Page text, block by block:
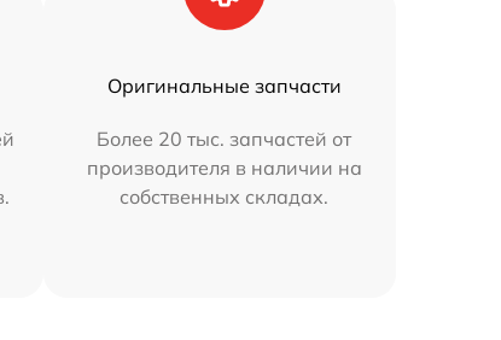
Оригинальные запчасти
Более 20 тыс. запчастей от
производителя в наличии на
собственных складах.